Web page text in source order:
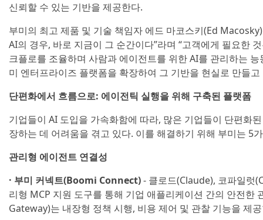
신뢰할 수 있는 기반을 제공한다.
부미의 최고 제품 및 기술 책임자 에드 마코스키(Ed
AI의 경우, 바로 지금이 그 순간이다”라며 “고객에게 필요한
크플로를 조율하며 사람과 에이전트를 위한 AI를 관리하는
미 엔터프라이즈 플랫폼을 확장하여 그 기반을 현실로 만들고
단편화에서 흐름으로: 에이전틱 실행을 위해 구축된 플랫폼
기업들이 AI 도입을 가속화함에 따라, 많은 기업들이 단편화
장하는 데 어려움을 겪고 있다. 이를 해결하기 위해 부미는 5
관리형 에이전트 연결성
· 부미 커넥트(Boomi Connect)- 클로드(Claude), 코파일럿
리형 MCP 지원 도구를 통해 기업 애플리케이션 간의 안전
Gateway)는 내장형 정책 시행, 비용 제어 및 관찰 기능을 제